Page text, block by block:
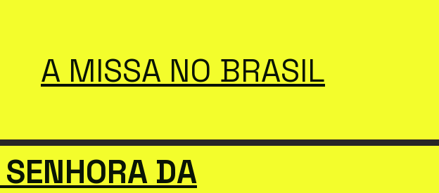
A MISSA NO BRASIL
DA